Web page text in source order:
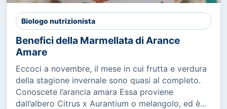
Biologo nutrizionista
Benefici della Marmellata di Arance
Amare
Eccoci a novembre, il mese in cui frutta e verdura
della stagione invernale sono quasi al completo.
Conoscete l’arancia amara Essa proviene
dall’albero Citrus x Aurantium o melangolo, ed è...